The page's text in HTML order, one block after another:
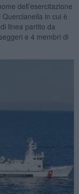
dell’esercitazione
in cui è
linea partito da
e 4 membri di